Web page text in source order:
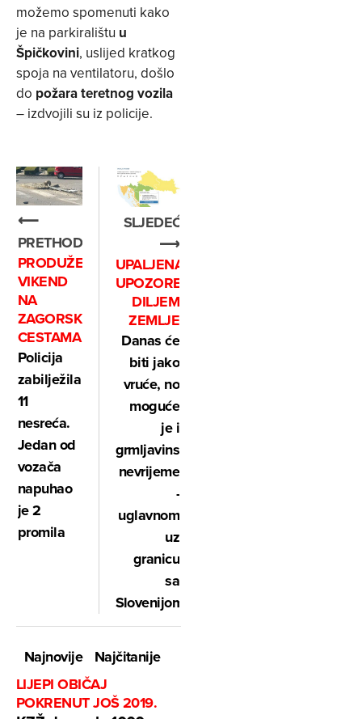
možemo spomenuti kako
je na parkiralištu u
Špičkovini, uslijed kratkog
spoja na ventilatoru, došlo
do požara teretnog vozila
– izdvojili su iz policije.
⟵
PRETHODNO
PRODUŽENI
VIKEND
NA
ZAGORSKIM
CESTAMA
Policija
zabilježila
11
nesreća.
Jedan od
vozača
napuhao
je 2
promila
SLJEDEĆE
⟶
UPALJENA
UPOZORENJA
DILJEM
ZEMLJE
Danas će
biti jako
vruće, no
moguće
je i
grmljavinsko
nevrijeme
-
uglavnom
uz
granicu
sa
Slovenijom
Najnovije
Najčitanije
LIJEPI OBIČAJ
POKRENUT JOŠ 2019.